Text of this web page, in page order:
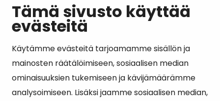
Tämä sivusto käyttää
evästeitä
Käytämme evästeitä tarjoamamme sisällön ja
mainosten räätälöimiseen, sosiaalisen median
ominaisuuksien tukemiseen ja kävijämäärämme
analysoimiseen. Lisäksi jaamme sosiaalisen median,
Kunta ja hallinto
Suosituimmat sivut
Esityslistat, pöytäkirjat, viranhaltijapäätökset ja
kuulutukset